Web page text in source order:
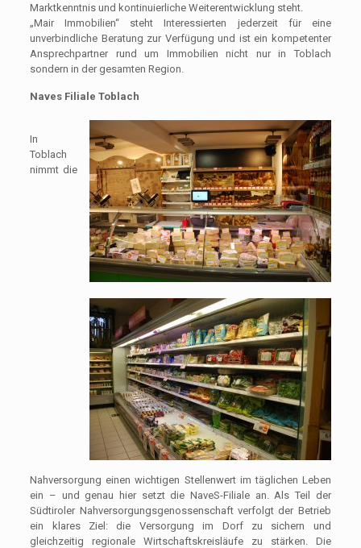
Marktkenntnis und kontinuierliche Weiterentwicklung steht.
„Mair Immobilien“ steht Interessierten jederzeit für eine
unverbindliche Beratung zur Verfügung und ist ein kompetenter
Ansprechpartner rund um Immobilien nicht nur in Toblach
sondern in der gesamten Region.
Naves Filiale Toblach
In
Toblach
nimmt die
Nahversorgung einen wichtigen Stellenwert im täglichen Leben
ein – und genau hier setzt die NaveS-Filiale an. Als Teil der
Südtiroler Nahversorgungsgenossenschaft verfolgt der Betrieb
ein klares Ziel: die Versorgung im Dorf zu sichern und
gleichzeitig regionale Wirtschaftskreisläufe zu stärken. Die